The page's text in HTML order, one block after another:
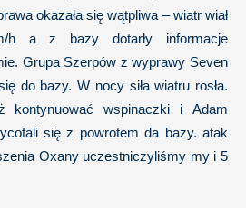
okazała się wątpliwa – wiatr wiał
h a z bazy dotarły informacje
Grupa Szerpów z wyprawy Seven
do bazy. W nocy siła wiatru rosła.
kontynuować wspinaczki i Adam
się z powrotem da bazy. atak
Oxany uczestniczyliśmy my i 5